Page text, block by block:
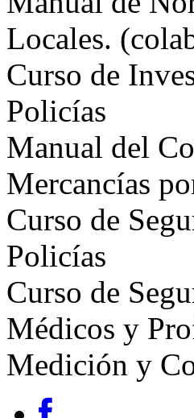
Locales.
Curso de
Policías
Manual del
Mercancías
Curso de
Policías
Curso de
Médicos y
Medición y